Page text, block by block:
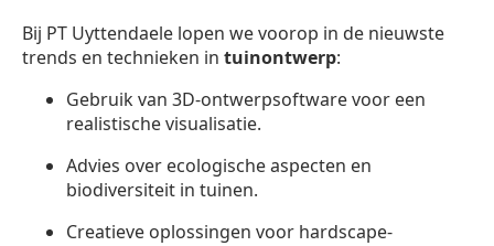
Bij PT Uyttendaele lopen we voorop in de nieuwste
trends en technieken in tuinontwerp:
Gebruik van 3D-ontwerpsoftware voor een
realistische visualisatie.
Advies over ecologische aspecten en
biodiversiteit in tuinen.
Creatieve oplossingen voor hardscape-